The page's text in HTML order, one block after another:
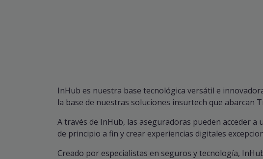
InHub es nuestra base tecnológica versátil e
la base de nuestras soluciones insurtech que
A través de InHub, las aseguradoras pueden acceder
de principio a fin y crear experiencias digitales
Creado por especialistas en seguros y tecnología,